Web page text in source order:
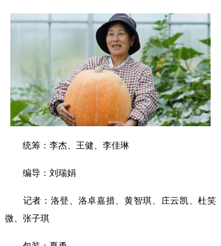
统筹：李杰、王健、李佳琳
编导：刘瑞娟
记者：洛登、洛卓嘉措、黄智琪、庄云凯、杜笑
微、张子琪